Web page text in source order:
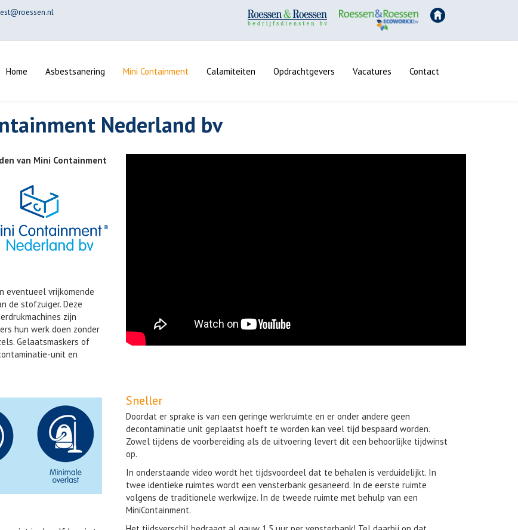
Home Asbestsanering Mini Containment Calamiteiten Opdrachtgevers Vacatures Contact
Nederland bv
van Mini Containment
eventueel vrijkomende
de stofzuiger. Deze
zijn
hun werk doen zonder
Gelaatsmaskers of
unit en
Sneller
Doordat er sprake is van een geringe werkruimte en er onder andere geen
decontaminatie unit geplaatst hoeft te worden kan veel tijd bespaard worden.
Zowel tijdens de voorbereiding als de uitvoering levert dit een behoorlijke tijdwinst
op.
In onderstaande video wordt het tijdsvoordeel dat te behalen is verduidelijkt. In
twee identieke ruimtes wordt een vensterbank gesaneerd. In de eerste ruimte
volgens de traditionele werkwijze. In de tweede ruimte met behulp van een
MiniContainment.